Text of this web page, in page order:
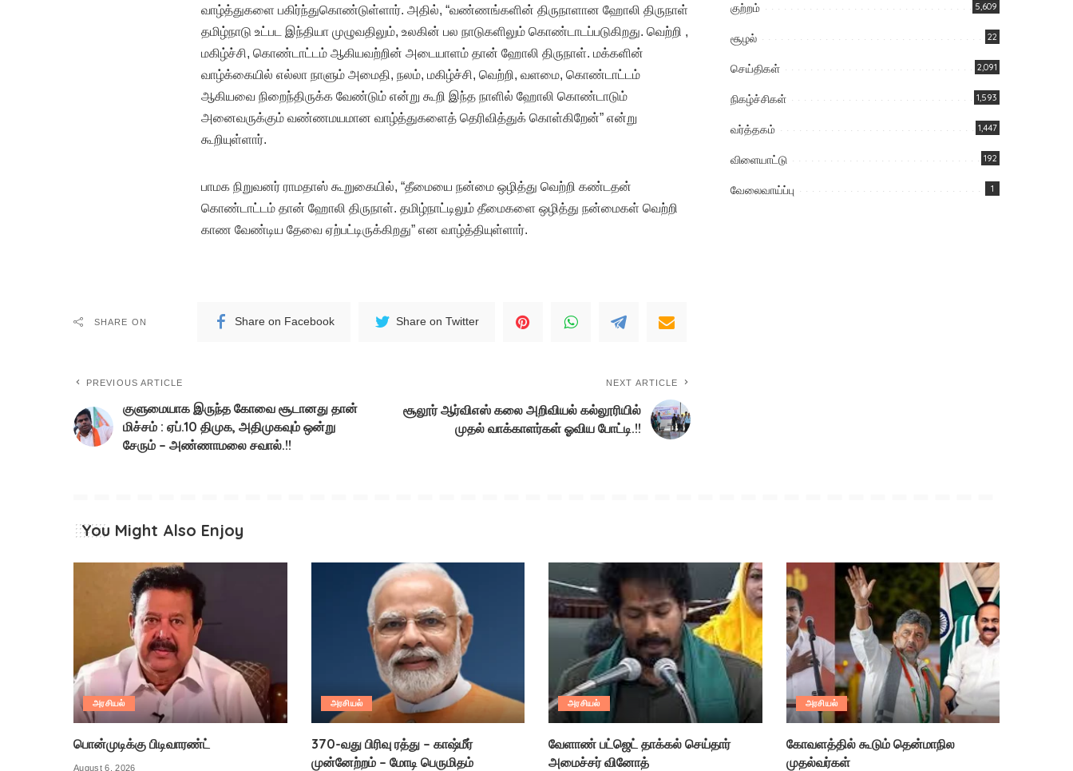
வாழ்த்துகளை பகிர்ந்துகொண்டுள்ளார். அதில், “வண்ணங்களின் திருநாளான ஹோலி திருநாள்
தமிழ்நாடு உட்பட இந்தியா முழுவதிலும், உலகின் பல நாடுகளிலும் கொண்டாடப்படுகிறது. வெற்றி ,
மகிழ்ச்சி, கொண்டாட்டம் ஆகியவற்றின் அடையாளம் தான் ஹோலி திருநாள். மக்களின்
வாழ்க்கையில் எல்லா நாளும் அமைதி, நலம், மகிழ்ச்சி, வெற்றி, வளமை, கொண்டாட்டம்
ஆகியவை நிறைந்திருக்க வேண்டும் என்று கூறி இந்த நாளில் ஹோலி கொண்டாடும்
அனைவருக்கும் வண்ணமயமான வாழ்த்துகளைத் தெரிவித்துக் கொள்கிறேன்” என்று
கூறியுள்ளார்.
பாமக நிறுவனர் ராமதாஸ் கூறுகையில், “தீமையை நன்மை ஒழித்து வெற்றி கண்டதன்
கொண்டாட்டம் தான் ஹோலி திருநாள். தமிழ்நாட்டிலும் தீமைகளை ஒழித்து நன்மைகள் வெற்றி
காண வேண்டிய தேவை ஏற்பட்டிருக்கிறது” என வாழ்த்தியுள்ளார்.
SHARE ON Share on Facebook Share on Twitter
PREVIOUS ARTICLE
குளுமையாக இருந்த கோவை சூடானது தான்
மிச்சம் : ஏப்.10 திமுக, அதிமுகவும் ஒன்று
சேரும் – அண்ணாமலை சவால்.!!
NEXT ARTICLE
சூலூர் ஆர்விஎஸ் கலை அறிவியல் கல்லூரியில்
முதல் வாக்காளர்கள் ஓவிய போட்டி.!!
குற்றம் 5,609
சூழல் 22
செய்திகள் 2,091
நிகழ்ச்சிகள் 1,593
வர்த்தகம் 1,447
விளையாட்டு 192
வேலைவாய்ப்பு 1
You Might Also Enjoy
அரசியல்
பொன்முடிக்கு பிடிவாரண்ட்
August 6, 2026
அரசியல்
370-வது பிரிவு ரத்து – காஷ்மீர்
முன்னேற்றம் – மோடி பெருமிதம்
அரசியல்
வேளாண் பட்ஜெட் தாக்கல் செய்தார்
அமைச்சர் வினோத்
அரசியல்
கோவளத்தில் கூடும் தென்மாநில
முதல்வர்கள்